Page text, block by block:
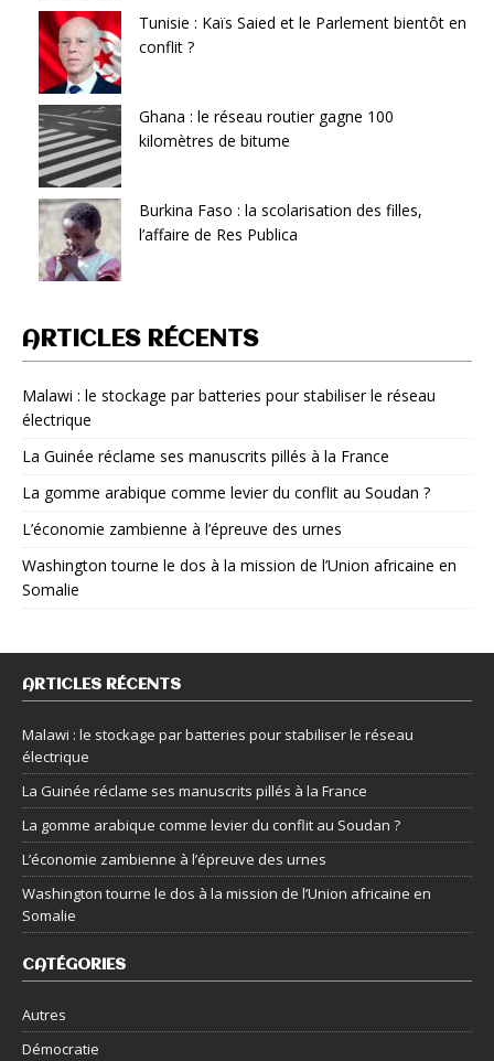
Tunisie : Kaïs Saied et le Parlement bientôt en
conflit ?
Ghana : le réseau routier gagne 100
kilomètres de bitume
Burkina Faso : la scolarisation des filles,
l’affaire de Res Publica
ARTICLES RÉCENTS
Malawi : le stockage par batteries pour stabiliser le réseau
électrique
La Guinée réclame ses manuscrits pillés à la France
La gomme arabique comme levier du conflit au Soudan ?
L’économie zambienne à l’épreuve des urnes
Washington tourne le dos à la mission de l’Union africaine en
Somalie
ARTICLES RÉCENTS
Malawi : le stockage par batteries pour stabiliser le réseau
électrique
La Guinée réclame ses manuscrits pillés à la France
La gomme arabique comme levier du conflit au Soudan ?
L’économie zambienne à l’épreuve des urnes
Washington tourne le dos à la mission de l’Union africaine en
Somalie
CATÉGORIES
Autres
Démocratie